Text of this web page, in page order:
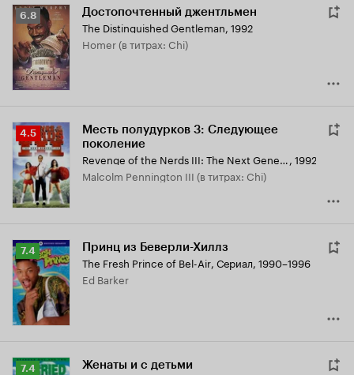
Рейтинг
Кинопоиска
6.8
6.8 Достопочтенный джентльмен
The Distinguished Gentleman, 1992
Homer (в титрах: Chi)
Рейтинг
Кинопоиска
4.5
4.5
Месть полудурков 3: Следующее
поколение
Revenge of the Nerds III: The Next Generation, 1992
Malcolm Pennington III (в титрах: Chi)
Рейтинг
Кинопоиска
7.4
7.4 Принц из Беверли-Хиллз
The Fresh Prince of Bel-Air, Сериал, 1990–1996
Ed Barker
Рейтинг
7.4 Женаты и с детьми